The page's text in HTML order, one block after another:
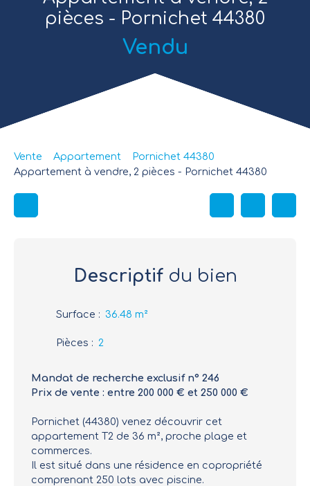
pièces - Pornichet 44380
Vendu
Vente Appartement
Pornichet 44380
Appartement à vendre, 2 pièces - Pornichet 44380
Descriptifdu bien
Surface : 36.48 m²
Pièces : 2
Mandat de recherche exclusif n° 246
Prix de vente : entre 200 000 € et 250 000 €
Pornichet (44380) venez découvrir cet
appartement T2 de 36 m², proche plage et
commerces.
Il est situé dans une résidence en copropriété
comprenant 250 lots avec piscine.